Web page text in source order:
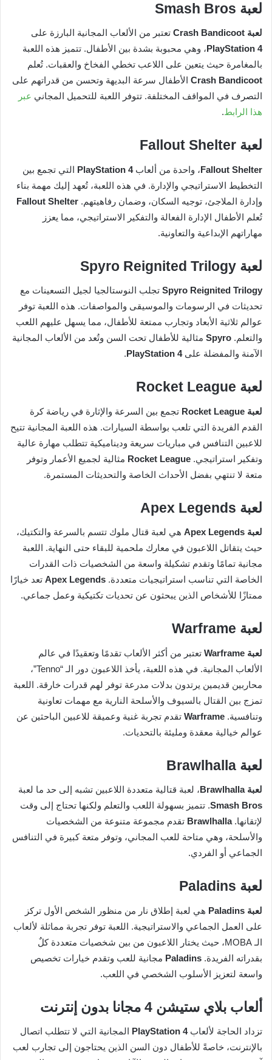
لعبة Smash Bros
لعبة Crash Bandicoot
تعتبر من الألعاب المجانية البارزة على
PlayStation 4، وهي محبوبة بشدة بين الأطفال. تتميز هذه اللعبة
بالمغامرة حيث يتعين على اللاعب تخطي الفخاخ والعقبات. تُعلم
Crash Bandicoot الأطفال سرعة البديهة وتحسن من قدراتهم على
التصرف في المواقف المختلفة. تتوفر اللعبة للتحميل المجاني عبر
هذا الرابط.
لعبة Fallout Shelter
Fallout Shelter، واحدة من ألعابPlayStation 4 التي تجمع بين
التخطيط الاستراتيجي والإدارة. في هذه اللعبة، تُعهد إليك مهمة بناء
وإدارة الملاجئ، توجيه السكان، وضمان رفاهيتهم. Fallout Shelter
تُعلم الأطفال الإدارة الفعالة والتفكير الاستراتيجي، مما يعزز
مهاراتهم الإبداعية والتعاونية.
لعبة Spyro Reignited Trilogy
Spyro Reignited Trilogy تجلب النوستالجيا لجيل التسعينات مع
تحديثات في الرسومات والموسيقى والمواصفات. هذه اللعبة توفر
عوالم ثلاثية الأبعاد وتجارب ممتعة للأطفال، مما يسهل عليهم اللعب
والتعلم. Spyro مثالية للأطفال تحت السن وتُعد من الألعاب المجانية
الآمنة والمفضلة علىPlayStation 4
.
لعبة Rocket League
لعبة Rocket League
تجمع بين السرعة والإثارة في رياضة كرة
القدم الفريدة التي تلعب بواسطة السيارات. هذه اللعبة المجانية تتيح
للاعبين التنافس في مباريات سريعة وديناميكية تتطلب مهارة عالية
وتفكير استراتيجي. Rocket League مثالية لجميع الأعمار وتوفر
متعة لا تنتهي بفضل الأحداث الخاصة والتحديثات المستمرة.
لعبة Apex Legends
لعبة Apex Legends
هي لعبة قتال ملوك تتسم بالسرعة والتكتيك،
حيث يتقاتل اللاعبون في معارك ملحمية للبقاء حتى النهاية. اللعبة
مجانية تمامًا وتقدم تشكيلة واسعة من الشخصيات ذات القدرات
الخاصة التي تناسب استراتيجيات متعددة. Apex Legends تعد خيارًا
ممتازًا للأشخاص الذين يبحثون عن تحديات تكتيكية وعمل جماعي.
لعبة Warframe
لعبة Warframe
تعتبر من أكثر الألعاب تقدمًا وتعقيدًا في عالم
الألعاب المجانية. في هذه اللعبة، يأخذ اللاعبون دور الـ “Tenno”،
محاربين قديمين يرتدون بدلات مدرعة توفر لهم قدرات خارقة. اللعبة
تمزج بين القتال بالسيوف والأسلحة النارية مع مهمات تعاونية
وتنافسية. Warframe تقدم تجربة غنية وعميقة للاعبين الباحثين عن
عوالم خيالية معقدة ومليئة بالتحديات.
لعبة Brawlhalla
لعبة Brawlhalla
، لعبة قتالية متعددة اللاعبين تشبه إلى حد ما لعبة
Smash Bros. تتميز بسهولة اللعب والتعلم ولكنها تحتاج إلى وقت
لإتقانها.Brawlhalla تقدم مجموعة متنوعة من الشخصيات
والأسلحة، وهي متاحة للعب المجاني، وتوفر متعة كبيرة في التنافس
الجماعي أو الفردي.
لعبة Paladins
لعبة Paladins
هي لعبة إطلاق نار من منظور الشخص الأول تركز
على العمل الجماعي والاستراتيجية. اللعبة توفر تجربة مماثلة لألعاب
الـ MOBA، حيث يختار اللاعبون من بين شخصيات متعددة كلٌ
بقدراته الفريدة. Paladins مجانية للعب وتقدم خيارات تخصيص
واسعة لتعزيز الأسلوب الشخصي في اللعب.
ألعاب بلاي ستيشن 4 مجانا بدون إنترنت
تزداد الحاجة لألعابPlayStation 4 المجانية التي لا تتطلب اتصال
بالإنترنت، خاصةً للأطفال دون السن الذين يحتاجون إلى تجارب لعب